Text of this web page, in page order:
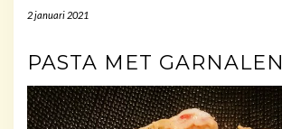
2 januari 2021
PASTA MET GARNALEN